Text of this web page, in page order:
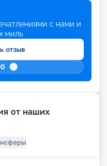
с нами и
миль
отзыв
от наших